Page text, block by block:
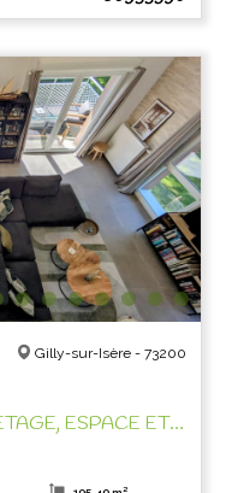
Gilly-sur-Isère - 73200
APPARTEMENT EN DERNIER ETAGE, ESPACE ET CLARTE !